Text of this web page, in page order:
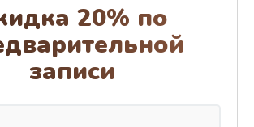
20% по
записи